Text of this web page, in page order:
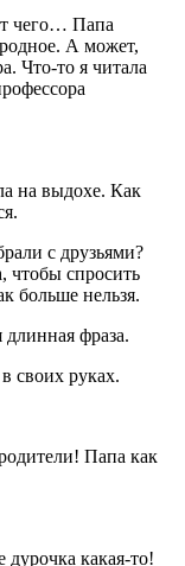
чего… Папа
А может,
Что-то я читала
на выдохе. Как
с друзьями?
чтобы спросить
больше нельзя.
длинная фраза.
руках.
Папа как
какая-то!